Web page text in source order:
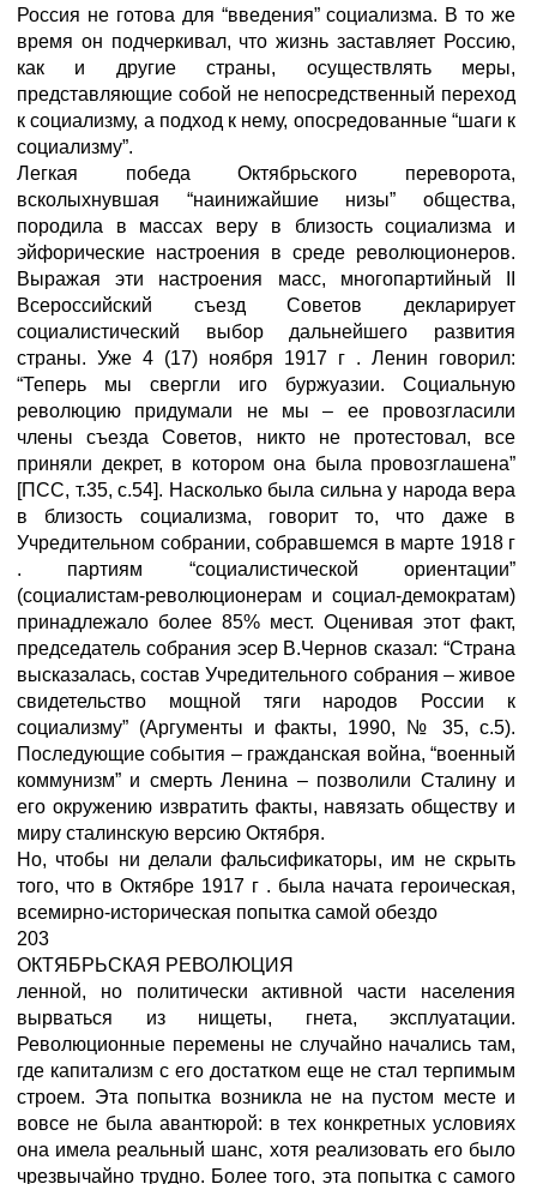
Россия не готова для “введения” социализма. В то же
время он подчеркивал, что жизнь заставляет Россию,
как и другие страны, осуществлять меры,
представляющие собой не непосредственный переход
к социализму, а подход к нему, опосредованные “шаги к
социализму”.
Легкая победа Октябрьского переворота,
всколыхнувшая “наинижайшие низы” общества,
породила в массах веру в близость социализма и
эйфорические настроения в среде революционеров.
Выражая эти настроения масс, многопартийный II
Всероссийский съезд Советов декларирует
социалистический выбор дальнейшего развития
страны. Уже 4 (17) ноября 1917 г . Ленин говорил:
“Теперь мы свергли иго буржуазии. Социальную
революцию придумали не мы – ее провозгласили
члены съезда Советов, никто не протестовал, все
приняли декрет, в котором она была провозглашена”
[ПСС, т.35, с.54]. Насколько была сильна у народа вера
в близость социализма, говорит то, что даже в
Учредительном собрании, собравшемся в марте 1918 г
. партиям “социалистической ориентации”
(социалистам-революционерам и социал-демократам)
принадлежало более 85% мест. Оценивая этот факт,
председатель собрания эсер В.Чернов сказал: “Страна
высказалась, состав Учредительного собрания – живое
свидетельство мощной тяги народов России к
социализму” (Аргументы и факты, 1990, № 35, с.5).
Последующие события – гражданская война, “военный
коммунизм” и смерть Ленина – позволили Сталину и
его окружению извратить факты, навязать обществу и
миру сталинскую версию Октября.
Но, чтобы ни делали фальсификаторы, им не скрыть
того, что в Октябре 1917 г . была начата героическая,
всемирно-историческая попытка самой обездо
203
ОКТЯБРЬСКАЯ РЕВОЛЮЦИЯ
ленной, но политически активной части населения
вырваться из нищеты, гнета, эксплуатации.
Революционные перемены не случайно начались там,
где капитализм с его достатком еще не стал терпимым
строем. Эта попытка возникла не на пустом месте и
вовсе не была авантюрой: в тех конкретных условиях
она имела реальный шанс, хотя реализовать его было
чрезвычайно трудно. Более того, эта попытка с самого